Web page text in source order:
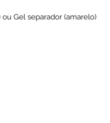
Gel separador (amarelo)